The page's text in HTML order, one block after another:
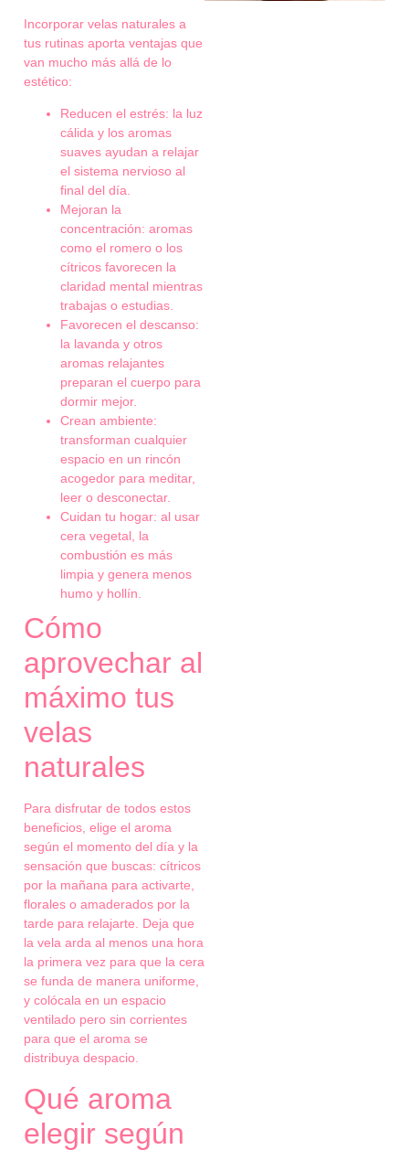
Incorporar velas naturales a
tus rutinas aporta ventajas que
van mucho más allá de lo
estético:
Reducen el estrés: la luz
cálida y los aromas
suaves ayudan a relajar
el sistema nervioso al
final del día.
Mejoran la
concentración: aromas
como el romero o los
cítricos favorecen la
claridad mental mientras
trabajas o estudias.
Favorecen el descanso:
la lavanda y otros
aromas relajantes
preparan el cuerpo para
dormir mejor.
Crean ambiente:
transforman cualquier
espacio en un rincón
acogedor para meditar,
leer o desconectar.
Cuidan tu hogar: al usar
cera vegetal, la
combustión es más
limpia y genera menos
humo y hollín.
Cómo
aprovechar al
máximo tus
velas
naturales
Para disfrutar de todos estos
beneficios, elige el aroma
según el momento del día y la
sensación que buscas: cítricos
por la mañana para activarte,
florales o amaderados por la
tarde para relajarte. Deja que
la vela arda al menos una hora
la primera vez para que la cera
se funda de manera uniforme,
y colócala en un espacio
ventilado pero sin corrientes
para que el aroma se
distribuya despacio.
Qué aroma
elegir según